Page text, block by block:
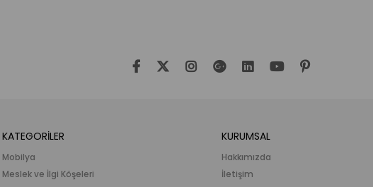
KATEGORİLER
Mobilya
Meslek ve İlgi Köşeleri
KURUMSAL
Hakkımızda
İletişim